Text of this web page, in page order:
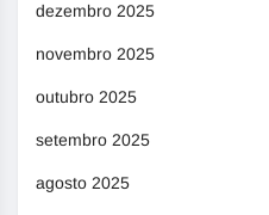
dezembro 2025
novembro 2025
outubro 2025
setembro 2025
agosto 2025